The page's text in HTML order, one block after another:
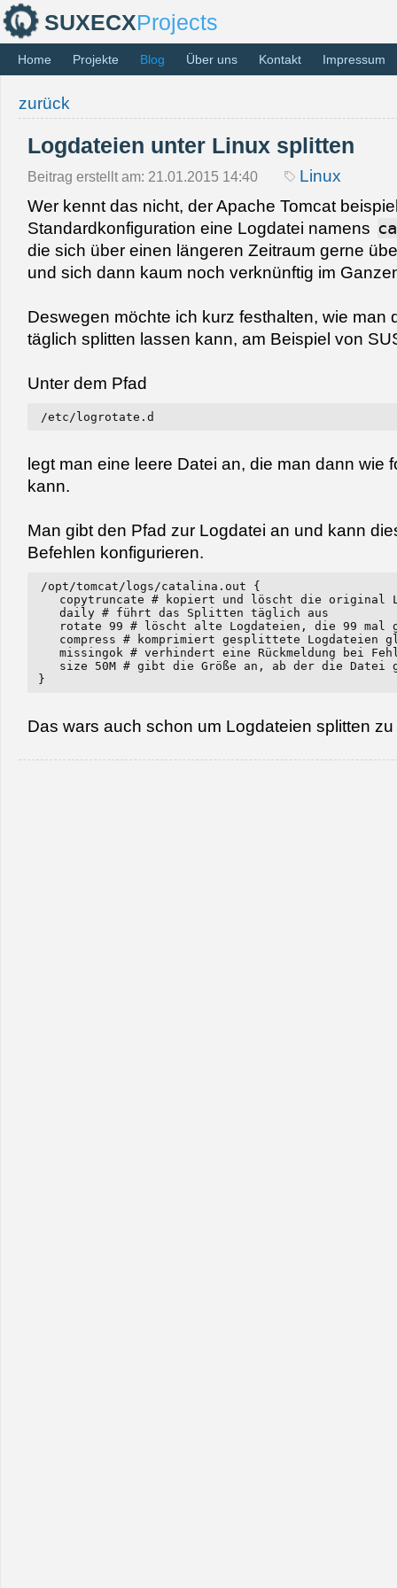
SUXECXProjects
Home Projekte Blog Über uns Kontakt Impressum
zurück
Logdateien unter Linux splitten
Beitrag erstellt am: 21.01.2015 14:40
Linux
Wer kennt das nicht, der Apache Tomcat
Standardkonfiguration eine Logdatei namens
die sich über einen längeren Zeitraum gerne
und sich dann kaum noch verknünftig im
Deswegen möchte ich kurz festhalten, wie man
täglich splitten lassen kann, am Beispiel von
Unter dem Pfad
/etc/logrotate.d
legt man eine leere Datei an, die man dann wie
kann.
Man gibt den Pfad zur Logdatei an und kann
Befehlen konfigurieren.
/opt/tomcat/logs/catalina.out {
copytruncate # kopiert und löscht die original
daily # führt das Splitten täglich aus
rotate 99 # löscht alte Logdateien, die 99 mal
compress # komprimiert gesplittete Logdateien
missingok # verhindert eine Rückmeldung bei
size 50M # gibt die Größe an, ab der die Datei
}
Das wars auch schon um Logdateien splitten